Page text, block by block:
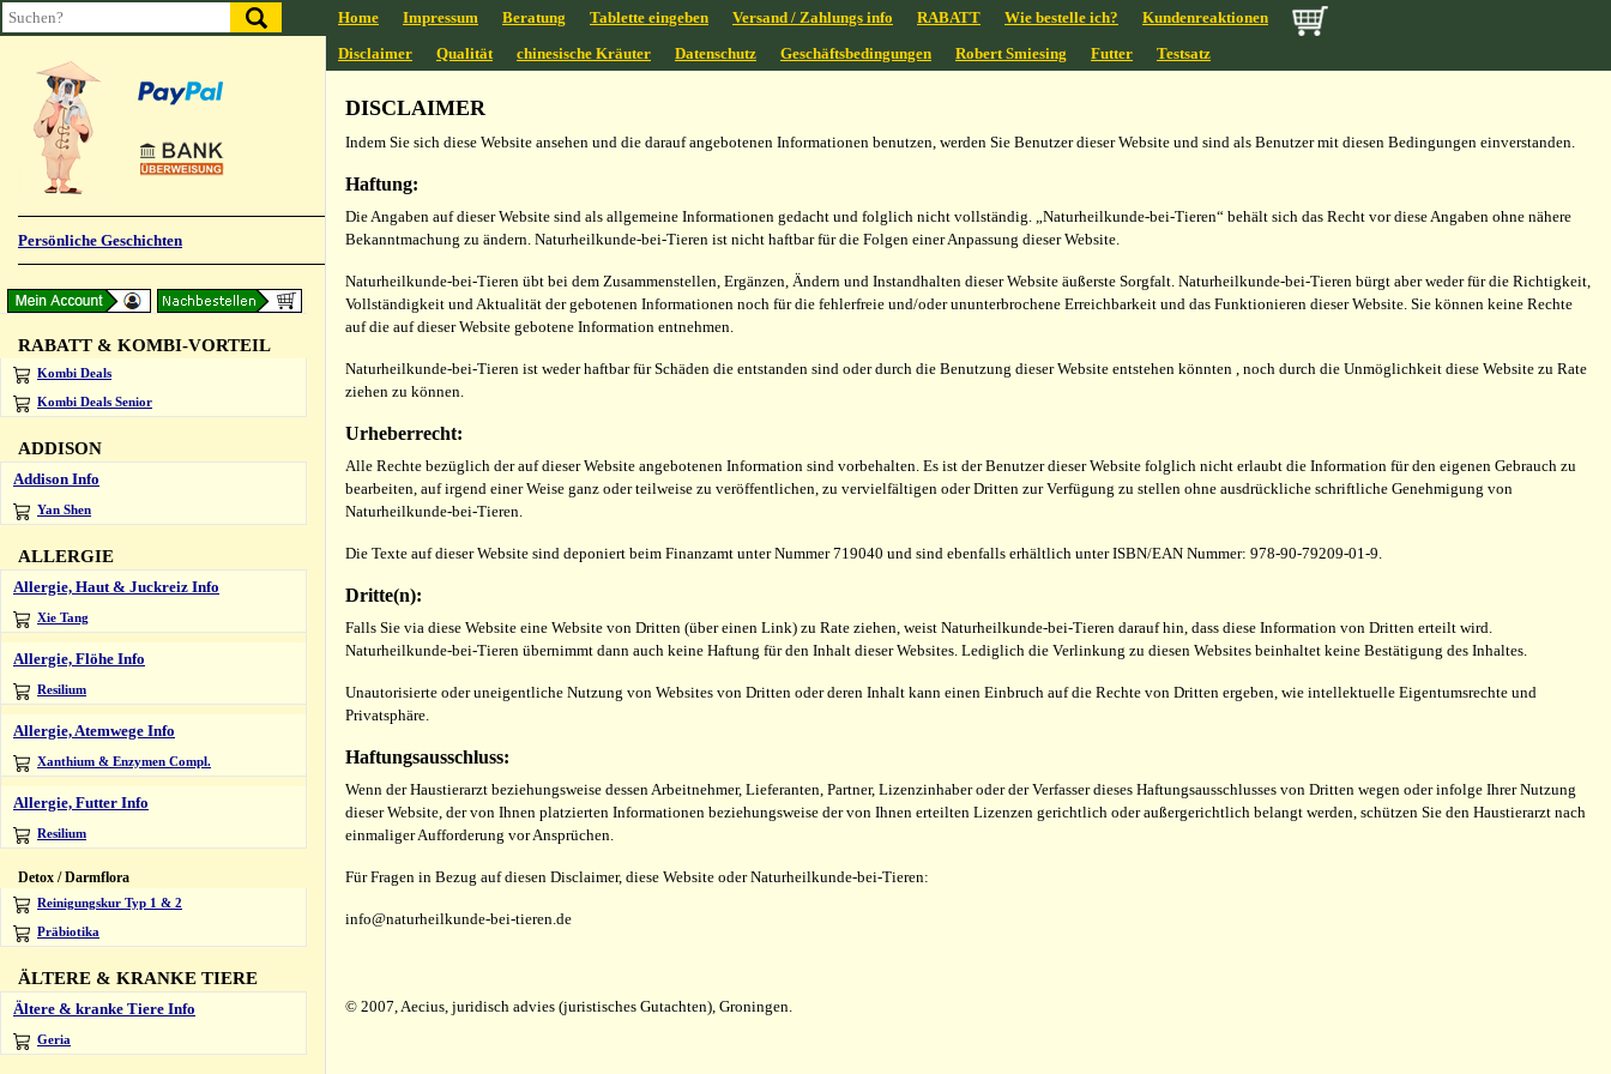
Persönliche Geschichten
RABATT & KOMBI-VORTEIL
Kombi Deals
Kombi Deals Senior
ADDISON
Addison Info
Yan Shen
ALLERGIE
Allergie, Haut & Juckreiz Info
Xie Tang
Allergie, Flöhe Info
Resilium
Allergie, Atemwege Info
Xanthium & Enzymen Compl.
Allergie, Futter Info
Resilium
Detox / Darmflora
Reinigungskur Typ 1 & 2
Präbiotika
ÄLTERE & KRANKE TIERE
Ältere & kranke Tiere Info
Geria
Home Impressum Beratung Tablette eingeben Versand / Zahlungs info RABATT Wie bestelle ich?
Kundenreaktionen
Disclaimer
Qualität chinesische Kräuter Datenschutz Geschäftsbedingungen Robert Smiesing Futter Testsatz
DISCLAIMER
Indem Sie sich diese Website ansehen und die darauf angebotenen Informationen benutzen, werden Sie Benutzer dieser Website und sind als Benutzer mit diesen Bedingungen einverstanden.
Haftung:
Die Angaben auf dieser Website sind als allgemeine Informationen gedacht und folglich nicht vollständig. „Naturheilkunde-bei-Tieren“ behält sich das Recht vor diese Angaben ohne nähere
Bekanntmachung zu ändern. Naturheilkunde-bei-Tieren ist nicht haftbar für die Folgen einer Anpassung dieser Website.
Naturheilkunde-bei-Tieren übt bei dem Zusammenstellen, Ergänzen, Ändern und Instandhalten dieser Website äußerste Sorgfalt. Naturheilkunde-bei-Tieren bürgt aber weder für die Richtigkeit,
Vollständigkeit und Aktualität der gebotenen Informationen noch für die fehlerfreie und/oder ununterbrochene Erreichbarkeit und das Funktionieren dieser Website. Sie können keine Rechte
auf die auf dieser Website gebotene Information entnehmen.
Naturheilkunde-bei-Tieren ist weder haftbar für Schäden die entstanden sind oder durch die Benutzung dieser Website entstehen könnten , noch durch die Unmöglichkeit diese Website zu Rate
ziehen zu können.
Urheberrecht:
Alle Rechte bezüglich der auf dieser Website angebotenen Information sind vorbehalten. Es ist der Benutzer dieser Website folglich nicht erlaubt die Information für den eigenen Gebrauch zu
bearbeiten, auf irgend einer Weise ganz oder teilweise zu veröffentlichen, zu vervielfältigen oder Dritten zur Verfügung zu stellen ohne ausdrückliche schriftliche Genehmigung von
Naturheilkunde-bei-Tieren.
Die Texte auf dieser Website sind deponiert beim Finanzamt unter Nummer 719040 und sind ebenfalls erhältlich unter ISBN/EAN Nummer: 978-90-79209-01-9.
Dritte(n):
Falls Sie via diese Website eine Website von Dritten (über einen Link) zu Rate ziehen, weist Naturheilkunde-bei-Tieren darauf hin, dass diese Information von Dritten erteilt wird.
Naturheilkunde-bei-Tieren übernimmt dann auch keine Haftung für den Inhalt dieser Websites. Lediglich die Verlinkung zu diesen Websites beinhaltet keine Bestätigung des Inhaltes.
Unautorisierte oder uneigentliche Nutzung von Websites von Dritten oder deren Inhalt kann einen Einbruch auf die Rechte von Dritten ergeben, wie intellektuelle Eigentumsrechte und
Privatsphäre.
Haftungsausschluss:
Wenn der Haustierarzt beziehungsweise dessen Arbeitnehmer, Lieferanten, Partner, Lizenzinhaber oder der Verfasser dieses Haftungsausschlusses von Dritten wegen oder infolge Ihrer Nutzung
dieser Website, der von Ihnen platzierten Informationen beziehungsweise der von Ihnen erteilten Lizenzen gerichtlich oder außergerichtlich belangt werden, schützen Sie den Haustierarzt nach
einmaliger Aufforderung vor Ansprüchen.
Für Fragen in Bezug auf diesen Disclaimer, diese Website oder Naturheilkunde-bei-Tieren:
info@naturheilkunde-bei-tieren.de
© 2007, Aecius, juridisch advies (juristisches Gutachten), Groningen.